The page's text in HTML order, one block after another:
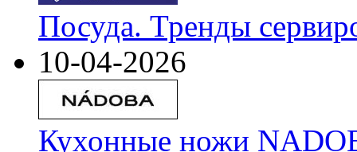
Посуда. Тренды
10-04-2026
Кухонные ножи